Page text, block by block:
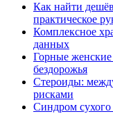
Как найти
практическое
Комплексное
данных
Горные женские
бездорожья
Стероиды:
рисками
Синдром